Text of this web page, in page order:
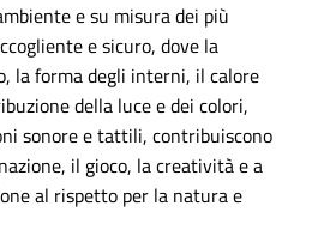
e su misura dei più
e sicuro, dove la
la forma degli interni, il calore
della luce e dei colori,
sonore e tattili, contribuiscono
il gioco, la creatività e a
al rispetto per la natura e